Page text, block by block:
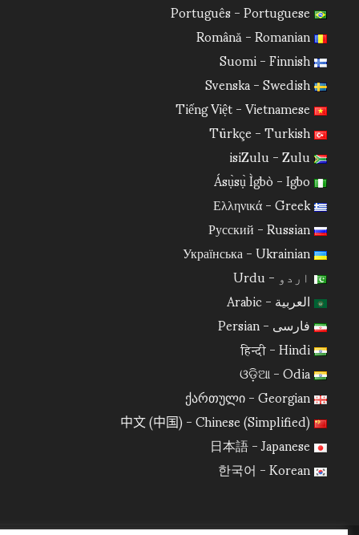
Português - Portuguese
Română - Romanian
Suomi - Finnish
Svenska - Swedish
Tiếng Việt - Vietnamese
Türkçe - Turkish
isiZulu - Zulu
Ásụ̀sụ̀ Ìgbò - Igbo
Ελληνικά - Greek
Русский - Russian
Українська - Ukrainian
اردو - Urdu
العربية - Arabic
فارسی - Persian
हिन्दी - Hindi
ଓଡ଼ିଆ - Odia
ქართული - Georgian
中文 (中国) - Chinese (Simplified)
日本語 - Japanese
한국어 - Korean